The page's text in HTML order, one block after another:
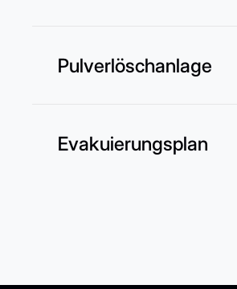
Pulverlöschanlage
Evakuierungsplan